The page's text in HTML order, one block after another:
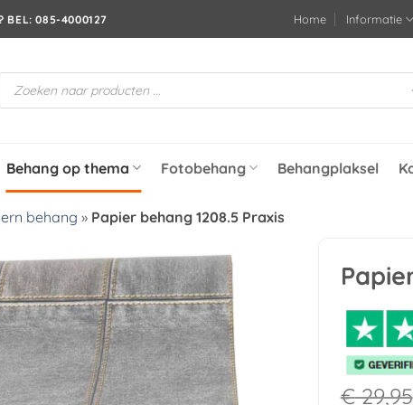
BEL: 085-4000127 Home Informatie
Producten
zoeken
Behang op thema Fotobehang Behangplaksel
behang » Papier behang 1208.5 Praxis
Toevoegen
aan
verlanglijst
€29,95